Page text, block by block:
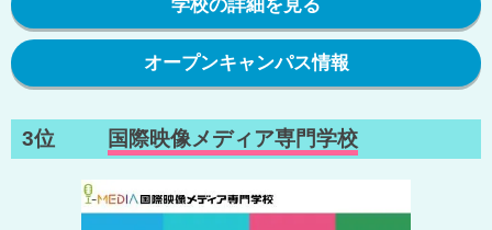
学校の詳細を見る
オープンキャンパス情報
3位 国際映像メディア専門学校